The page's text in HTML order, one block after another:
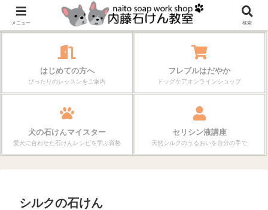
作る楽しさが、毎日の暮らしを変えていく。
はじめての方へ
ぴったりのレッスンをご案内
フレブルはだやか
ドッグケアオンラインショップ
犬の石けんマイスター
愛犬に合わせた石けんレシピを学ぶ資格
セリシン液講座
天然シルクのうるおいを自分の手で
シルクの石けん
メニュー 検索